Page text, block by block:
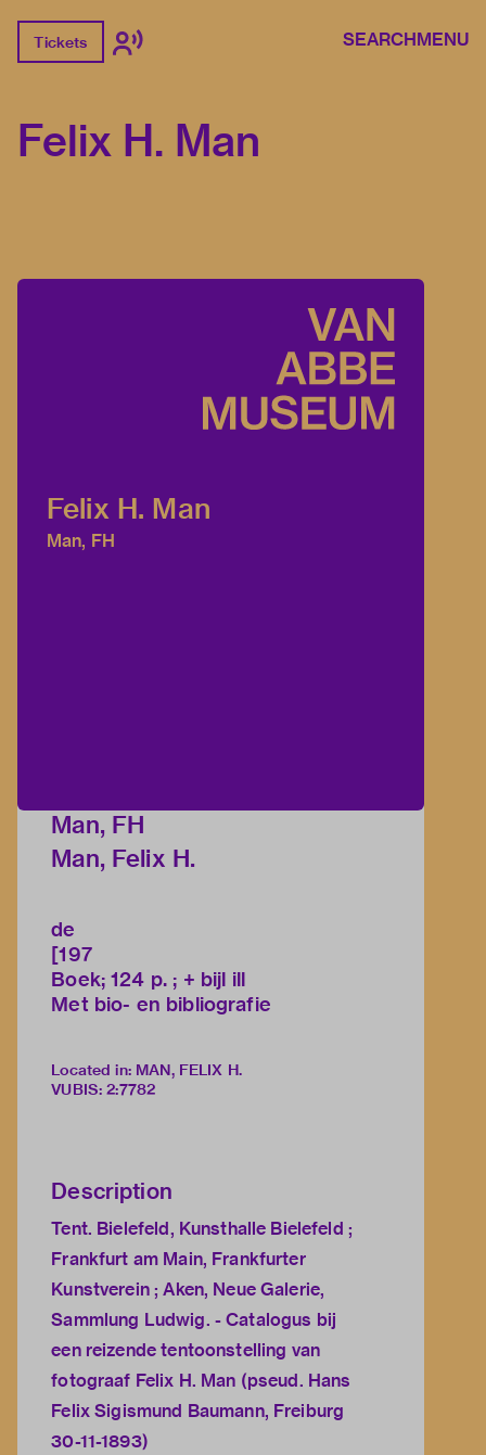
Tickets SEARCHMENU
Felix H. Man
Felix H. Man
Man, FH
Man, FH
Man, Felix H.
de
[197
Boek; 124 p. ; + bijl ill
Met bio- en bibliografie
Located in: MAN, FELIX H.
VUBIS: 2:7782
Description
Tent. Bielefeld, Kunsthalle Bielefeld ;
Frankfurt am Main, Frankfurter
Kunstverein ; Aken, Neue Galerie,
Sammlung Ludwig. - Catalogus bij
een reizende tentoonstelling van
fotograaf Felix H. Man (pseud. Hans
Felix Sigismund Baumann, Freiburg
30-11-1893)